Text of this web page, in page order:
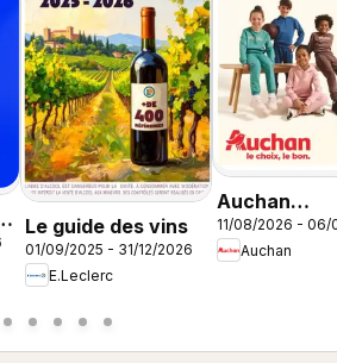
Le guide des vins
01/09/2025 - 31/12/2026
E.Leclerc
Auchan
Vêtements
enfants
11/08/2026 - 06/
Auchan